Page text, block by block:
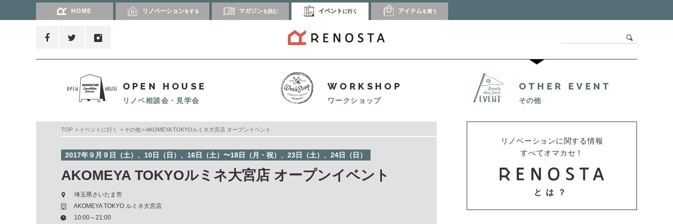
HOME リノベーションをする マガジンを読む イベント に行く アイテムを買う
OPEN HOUSE
リノベ相談会・見学会
WORKSHOP
ワークショップ
OTHER EVENT
その他
TOP イベントに行く その他 AKOMEYA TOKYOルミネ大宮店 オープンイベント
2017年９月９日（土）、10日（日）、16日（土）〜18日（月・祝）、23日（土）、24日（日）
AKOMEYA TOKYOルミネ大宮店 オープンイベント
埼玉県さいたま市
AKOMEYA TOKYO ルミネ大宮店
10:00～21:00
リノベーションに関する情報
すべてオマカセ！
とは？